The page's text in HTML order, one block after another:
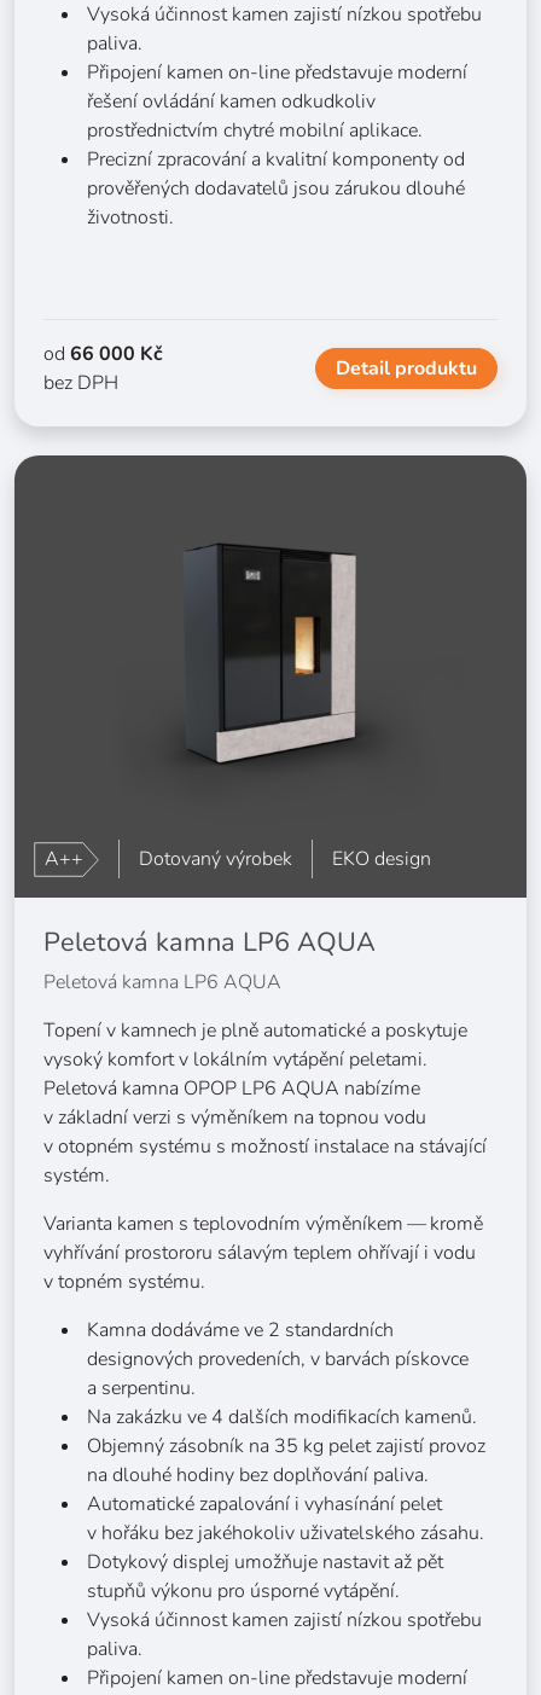
Vysoká účinnost kamen zajistí nízkou spotřebu
paliva.
Připojení kamen on-line představuje moderní
řešení ovládání kamen odkudkoliv
prostřednictvím chytré mobilní aplikace.
Precizní zpracování a kvalitní komponenty od
prověřených dodavatelů jsou zárukou dlouhé
životnosti.
od 66 000 Kč
bez DPH
Detail produktu
A++ Dotovaný výrobek EKO design
Peletová kamna LP6 AQUA
Peletová kamna LP6 AQUA
Topení v kamnech je plně automatické a poskytuje
vysoký komfort v lokálním vytápění peletami.
Peletová kamna OPOP LP6 AQUA nabízíme
v základní verzi s výměníkem na topnou vodu
v otopném systému s možností instalace na stávající
systém.
Varianta kamen s teplovodním výměníkem — kromě
vyhřívání prostororu sálavým teplem ohřívají i vodu
v topném systému.
Kamna dodáváme ve 2 standardních
designových provedeních, v barvách pískovce
a serpentinu.
Na zakázku ve 4 dalších modifikacích kamenů.
Objemný zásobník na 35 kg pelet zajistí provoz
na dlouhé hodiny bez doplňování paliva.
Automatické zapalování i vyhasínání pelet
v hořáku bez jakéhokoliv uživatelského zásahu.
Dotykový displej umožňuje nastavit až pět
stupňů výkonu pro úsporné vytápění.
Vysoká účinnost kamen zajistí nízkou spotřebu
paliva.
Připojení kamen on-line představuje moderní